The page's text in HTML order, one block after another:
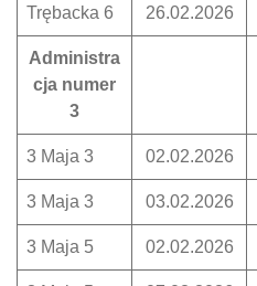
Trębacka 6 26.02.2026
Administra
cja numer
3
3 Maja 3 02.02.2026
3 Maja 3 03.02.2026
3 Maja 5 02.02.2026